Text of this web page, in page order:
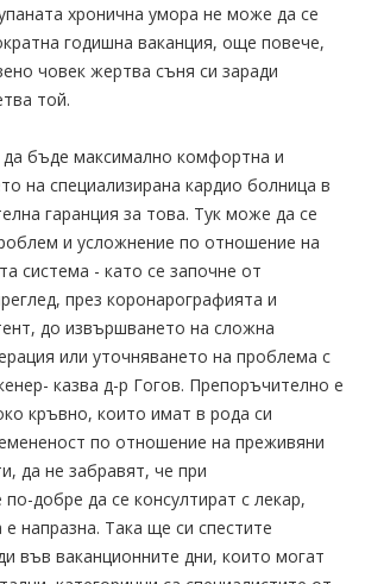
хронична умора не може да се
годишна ваканция, още повече,
човек жертва съня си заради
той.
да бъде максимално комфортна и
на специализирана кардио болница в
гаранция за това. Тук може да се
и усложнение по отношение на
система - като се започне от
през коронарографията и
до извършването на сложна
или уточняването на проблема с
казва д-р Гогов. Препоръчително е
кръвно, които имат в рода си
по отношение на преживяни
да не забравят, че при
добре да се консултират с лекар,
напразна. Така ще си спестите
във ваканционните дни, които могат